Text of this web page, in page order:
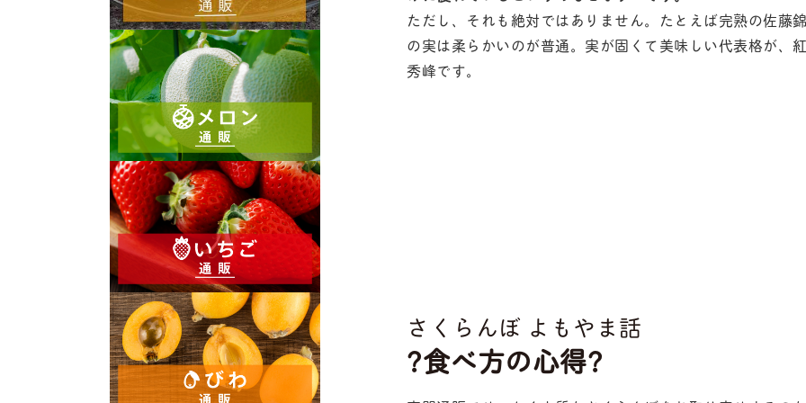
ただし、それも絶対ではありません。たとえば完熟の佐藤
の実は柔らかいのが普通。実が固くて美味しい代表格が、
秀峰です。
さくらんぼ よもやま話
?食べ方の心得?